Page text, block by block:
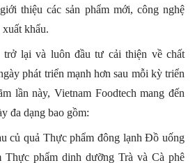
thiệu các sản phẩm mới, công nghệ
khẩu.
trở lại và luôn đầu tư cải thiện về chất
phát triển mạnh hơn sau mỗi kỳ triển
lần này, Vietnam Foodtech mang đến
đa dạng bao gồm:
củ quả Thực phẩm đông lạnh Đồ uống
Thực phẩm dinh dưỡng Trà và Cà phê